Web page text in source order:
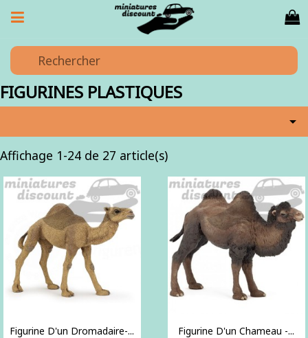
FIGURINES PLASTIQUES

Affichage 1-24 de 27 article(s)
Figurine D'un Dromadaire-... Figurine D'un Chameau -...